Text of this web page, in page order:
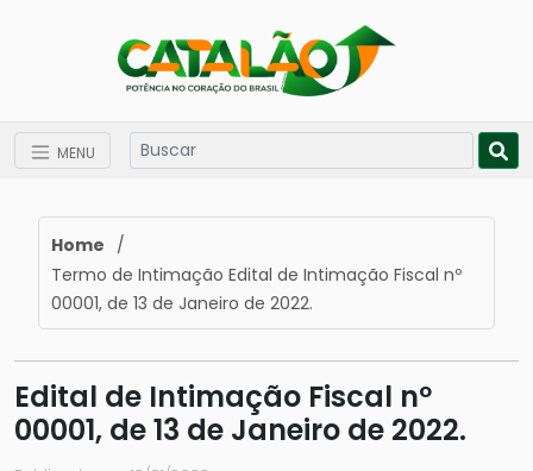
MENU
Home /
Termo de Intimação Edital de Intimação Fiscal nº
00001, de 13 de Janeiro de 2022.
Edital de Intimação Fiscal nº
00001, de 13 de Janeiro de 2022.